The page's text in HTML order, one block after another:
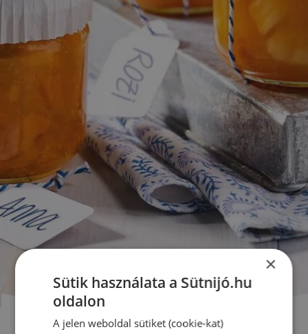
×
Sütik használata a Sütnijó.hu
oldalon
A jelen weboldal sütiket (cookie-kat)